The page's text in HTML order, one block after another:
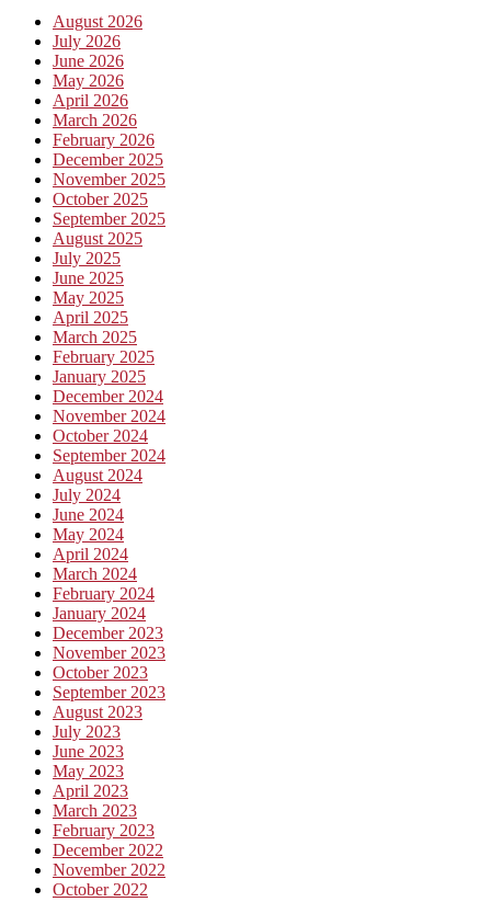
August 2026
July 2026
June 2026
May 2026
April 2026
March 2026
February 2026
December 2025
November 2025
October 2025
September 2025
August 2025
July 2025
June 2025
May 2025
April 2025
March 2025
February 2025
January 2025
December 2024
November 2024
October 2024
September 2024
August 2024
July 2024
June 2024
May 2024
April 2024
March 2024
February 2024
January 2024
December 2023
November 2023
October 2023
September 2023
August 2023
July 2023
June 2023
May 2023
April 2023
March 2023
February 2023
December 2022
November 2022
October 2022